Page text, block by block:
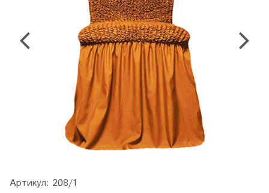
Артикул: 208/1